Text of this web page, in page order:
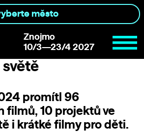
Znojmo
10/3—23/4 2027
promítl 96
filmů, 10 projektů ve
i krátké filmy pro děti.